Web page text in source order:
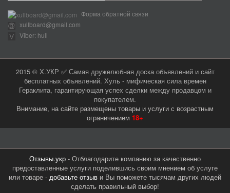
Форма обратной связи
xullboard@gmail.com
Viber: hull
2015 © Х.УКР ✅ Самая дружелюбная доска объявлений и сайт
бесплатных объявлений. Хуль - мифическая сила времен
Гераклита, гарантирующая успех сделки между продавцом и
покупателем.
Внимание, на сайте размещены товары и услуги с возрастным
ограничением 18+
Отзывы.укр - Отблагодарите компанию за качественно
предоставленные услуги поделившись своим мнением об услуге
или товаре - добавьте отзыв и Вы поможете тысячам других людей
сделать правильный выбор!